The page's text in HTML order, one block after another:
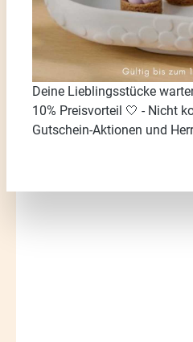
Deine Lieblingsstücke
10% Preisvorteil 🤍 - Nicht
Gutschein-Aktionen und